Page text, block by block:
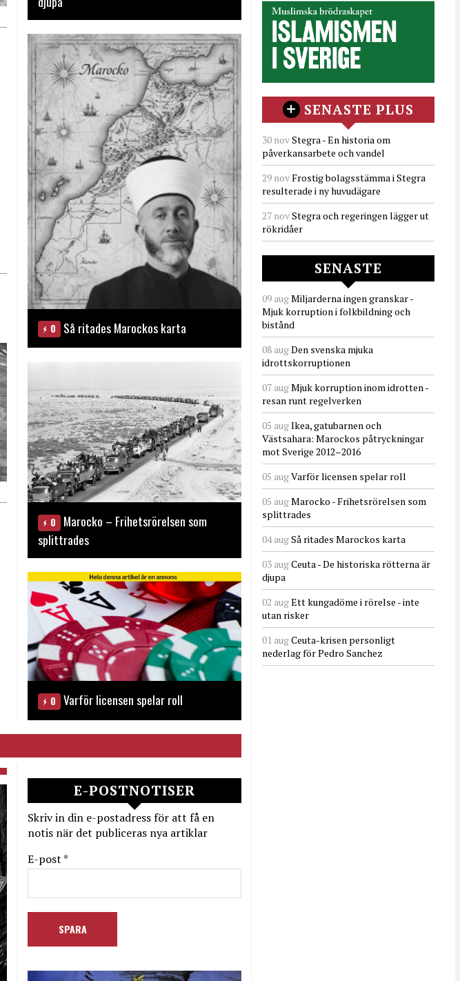
0 Så ritades Marockos karta
0
Marocko – Frihetsrörelsen som
splittrades
0 Varför licensen spelar roll
E-POSTNOTISER
Skriv in din e-postadress för att få en
notis när det publiceras nya artiklar
E-post *
SENASTE PLUS
30 novStegra - En historia om
påverkansarbete och vandel
29 novFrostig bolagsstämma i Stegra
resulterade i ny huvudägare
27 novStegra och regeringen lägger ut
rökridåer
SENASTE
09 augMiljarderna ingen granskar -
Mjuk korruption i folkbildning och
bistånd
08 augDen svenska mjuka
idrottskorruptionen
07 augMjuk korruption inom idrotten -
resan runt regelverken
05 augIkea, gatubarnen och
Västsahara: Marockos påtryckningar
mot Sverige 2012–2016
05 augVarför licensen spelar roll
05 augMarocko - Frihetsrörelsen som
splittrades
04 augSå ritades Marockos karta
03 augCeuta - De historiska rötterna är
djupa
02 augEtt kungadöme i rörelse - inte
utan risker
01 augCeuta-krisen personligt
nederlag för Pedro Sanchez